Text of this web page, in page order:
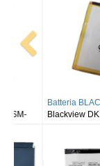
Batteria BLACKVIEW
Blackview DK111